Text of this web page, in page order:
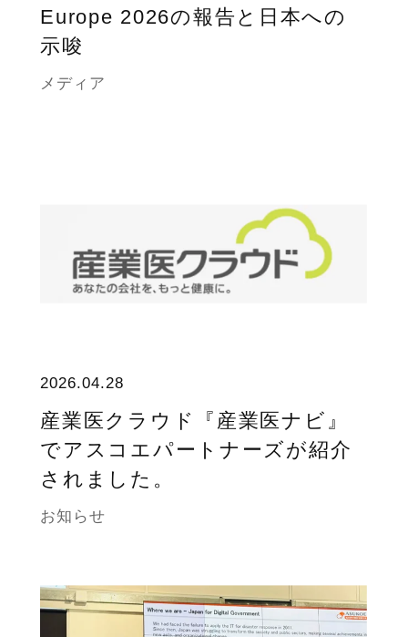
Europe 2026の報告と日本への
示唆
メディア
2026.04.28
産業医クラウド『産業医ナビ』
でアスコエパートナーズが紹介
されました。
お知らせ